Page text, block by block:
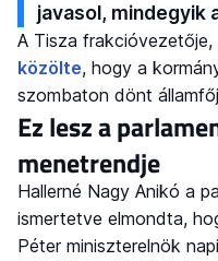
javasol, mindegyik
A Tisza frakcióvezetője,
közölte, hogy a
szombaton dönt
Ez lesz a
menetrendje
Hallerné Nagy Anikó a
ismertetve elmondta,
Péter miniszterelnök